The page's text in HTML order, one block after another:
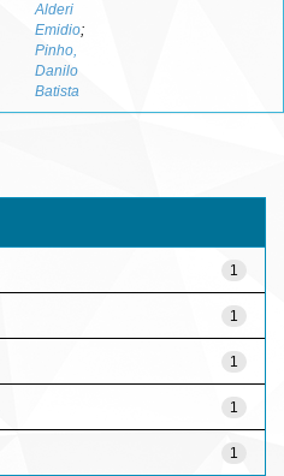
Alderi
Emidio;
Pinho,
Danilo
Batista
1
1
1
1
1